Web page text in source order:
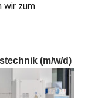
wir zum
(m/w/d)